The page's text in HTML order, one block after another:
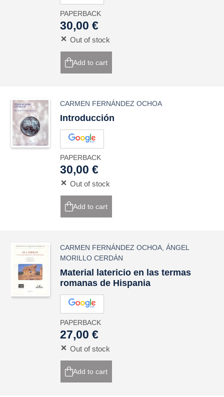
PAPERBACK
30,00 €
Out of stock
Add to cart
CARMEN FERNÁNDEZ OCHOA
Introducción
PAPERBACK
30,00 €
Out of stock
Add to cart
CARMEN FERNÁNDEZ OCHOA ,ÁNGEL
MORILLO CERDÁN
Material latericio en las termas
romanas de Hispania
PAPERBACK
27,00 €
Out of stock
Add to cart